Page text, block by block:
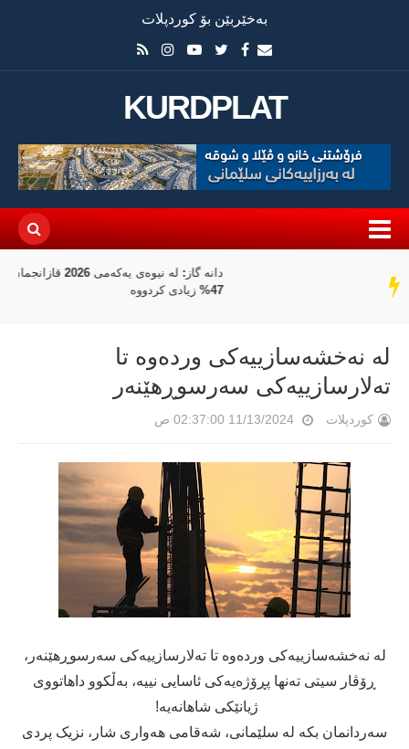
بەخێربێن بۆ کوردپلات
KURDPLAT
سەر
دێڕ
دانە گاز: لە نیوەی یەکەمی 2026 قازانجمان بە رێژەی
لە نەخشەسازییەکی وردەوە تا
تەلارسازییەکی سەرسوڕهێنەر
کوردپلات 11/13/2024 02:37:00 ص
لە نەخشەسازییەکی وردەوە تا تەلارسازییەکی سەرسوڕهێنەر،
ڕۆڤار سیتی تەنها پڕۆژەیەکی ئاسایی نییە، بەڵکوو داهاتووی
ژیانێکی شاهانەیە!
سەردانمان بکە لە سلێمانی، شەقامی هەواری شار، نزیک پردی